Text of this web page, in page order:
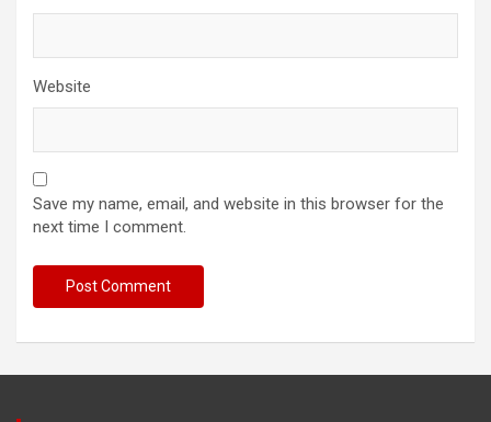
Website
Save my name, email, and website in this browser for the
next time I comment.